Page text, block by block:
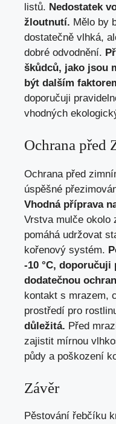
listů. Nedostatek
žloutnutí. Mělo by
dostatečně vlhká,
dobré odvodnění.
škůdců, jako jsou
být dalším
doporučuji
vhodných
Ochrana před
Ochrana před
úspěšné
Vhodná příprava
Vrstva mulče okolo
pomáhá udržovat
kořenový systém.
-10 °C,
dodatečnou
kontakt s mrazem,
prostředí pro
důležitá. Před
zajistit mírnou
půdy a poškození
Závěr
Pěstování řebčíku